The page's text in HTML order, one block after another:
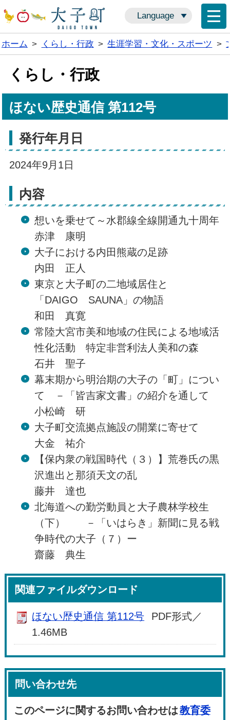
Language
ホーム > くらし・行政 > 生涯学習・文化・スポーツ >
くらし・行政
ほない歴史通信 第112号
発行年月日
2024年9月1日
内容
想いを乗せて～水郡線全線開通九十周年
赤津 康明
大子における内田熊蔵の足跡
内田 正人
東京と大子町の二地域居住と
「DAIGO SAUNA」の物語
和田 真寛
常陸大宮市美和地域の住民による地域活
性化活動 特定非営利法人美和の森
石井 聖子
幕末期から明治期の大子の「町」につい
て －「皆吉家文書」の紹介を通して
小松崎 研
大子町交流拠点施設の開業に寄せて
大金 祐介
【保内衆の戦国時代（３）】荒巻氏の黒
沢進出と那須天文の乱
藤井 達也
北海道への勤労動員と大子農林学校生
（下） －「いはらき」新聞に見る戦
争時代の大子（７）ー
齋藤 典生
関連ファイルダウンロード
ほない歴史通信 第112号
PDF形式／
1.46MB
問い合わせ先
このページに関するお問い合わせは教育委